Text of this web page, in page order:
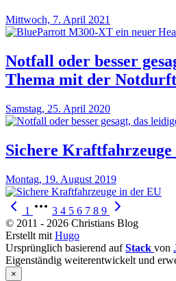
Mittwoch, 7. April 2021
Notfall oder besser
Thema mit der Notdurft
Samstag, 25. April 2020
Sichere
Montag, 19. August 2019
1 3 4 5 6 7 8 9
© 2011 - 2026 Christians Blog
Erstellt mit Hugo
Ursprünglich basierend aufStack von
Eigenständig weiterentwickelt und
×